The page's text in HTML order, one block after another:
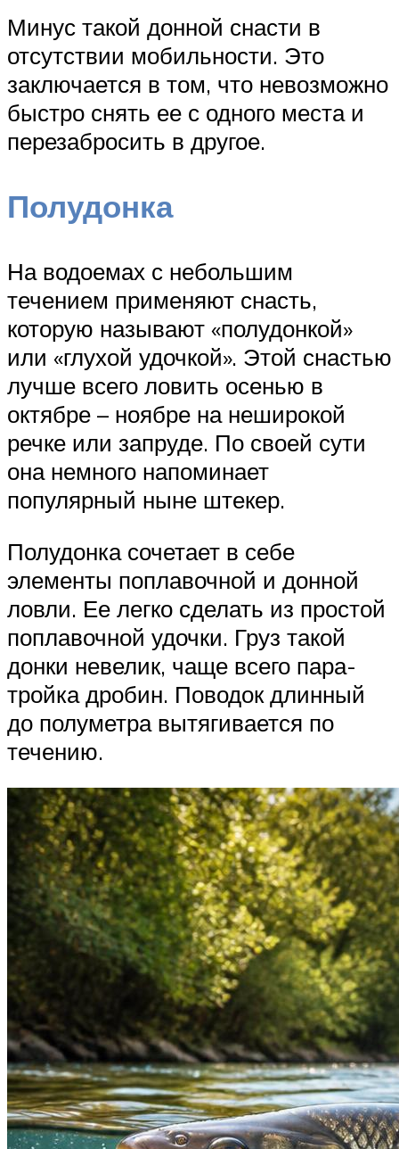
Минус такой донной снасти в
отсутствии мобильности. Это
заключается в том, что невозможно
быстро снять ее с одного места и
перезабросить в другое.
Полудонка
На водоемах с небольшим
течением применяют снасть,
которую называют «полудонкой»
или «глухой удочкой». Этой снастью
лучше всего ловить осенью в
октябре – ноябре на неширокой
речке или запруде. По своей сути
она немного напоминает
популярный ныне штекер.
Полудонка сочетает в себе
элементы поплавочной и донной
ловли. Ее легко сделать из простой
поплавочной удочки. Груз такой
донки невелик, чаще всего пара-
тройка дробин. Поводок длинный
до полуметра вытягивается по
течению.